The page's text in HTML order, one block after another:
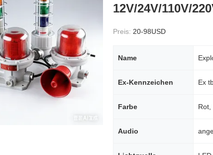
12V/24V/110V/
Preis: 20-98USD
Name
Ex-Kennzeichen Ex
Farbe
Audio